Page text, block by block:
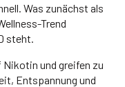
Was zunächst als
Trend
steht.
und greifen zu
Entspannung und